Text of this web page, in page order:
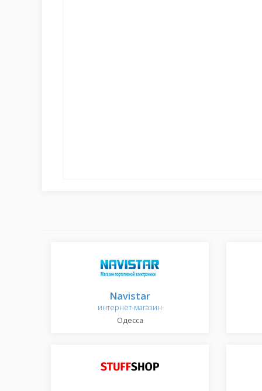
Navistar
интернет-магазин
Одесса